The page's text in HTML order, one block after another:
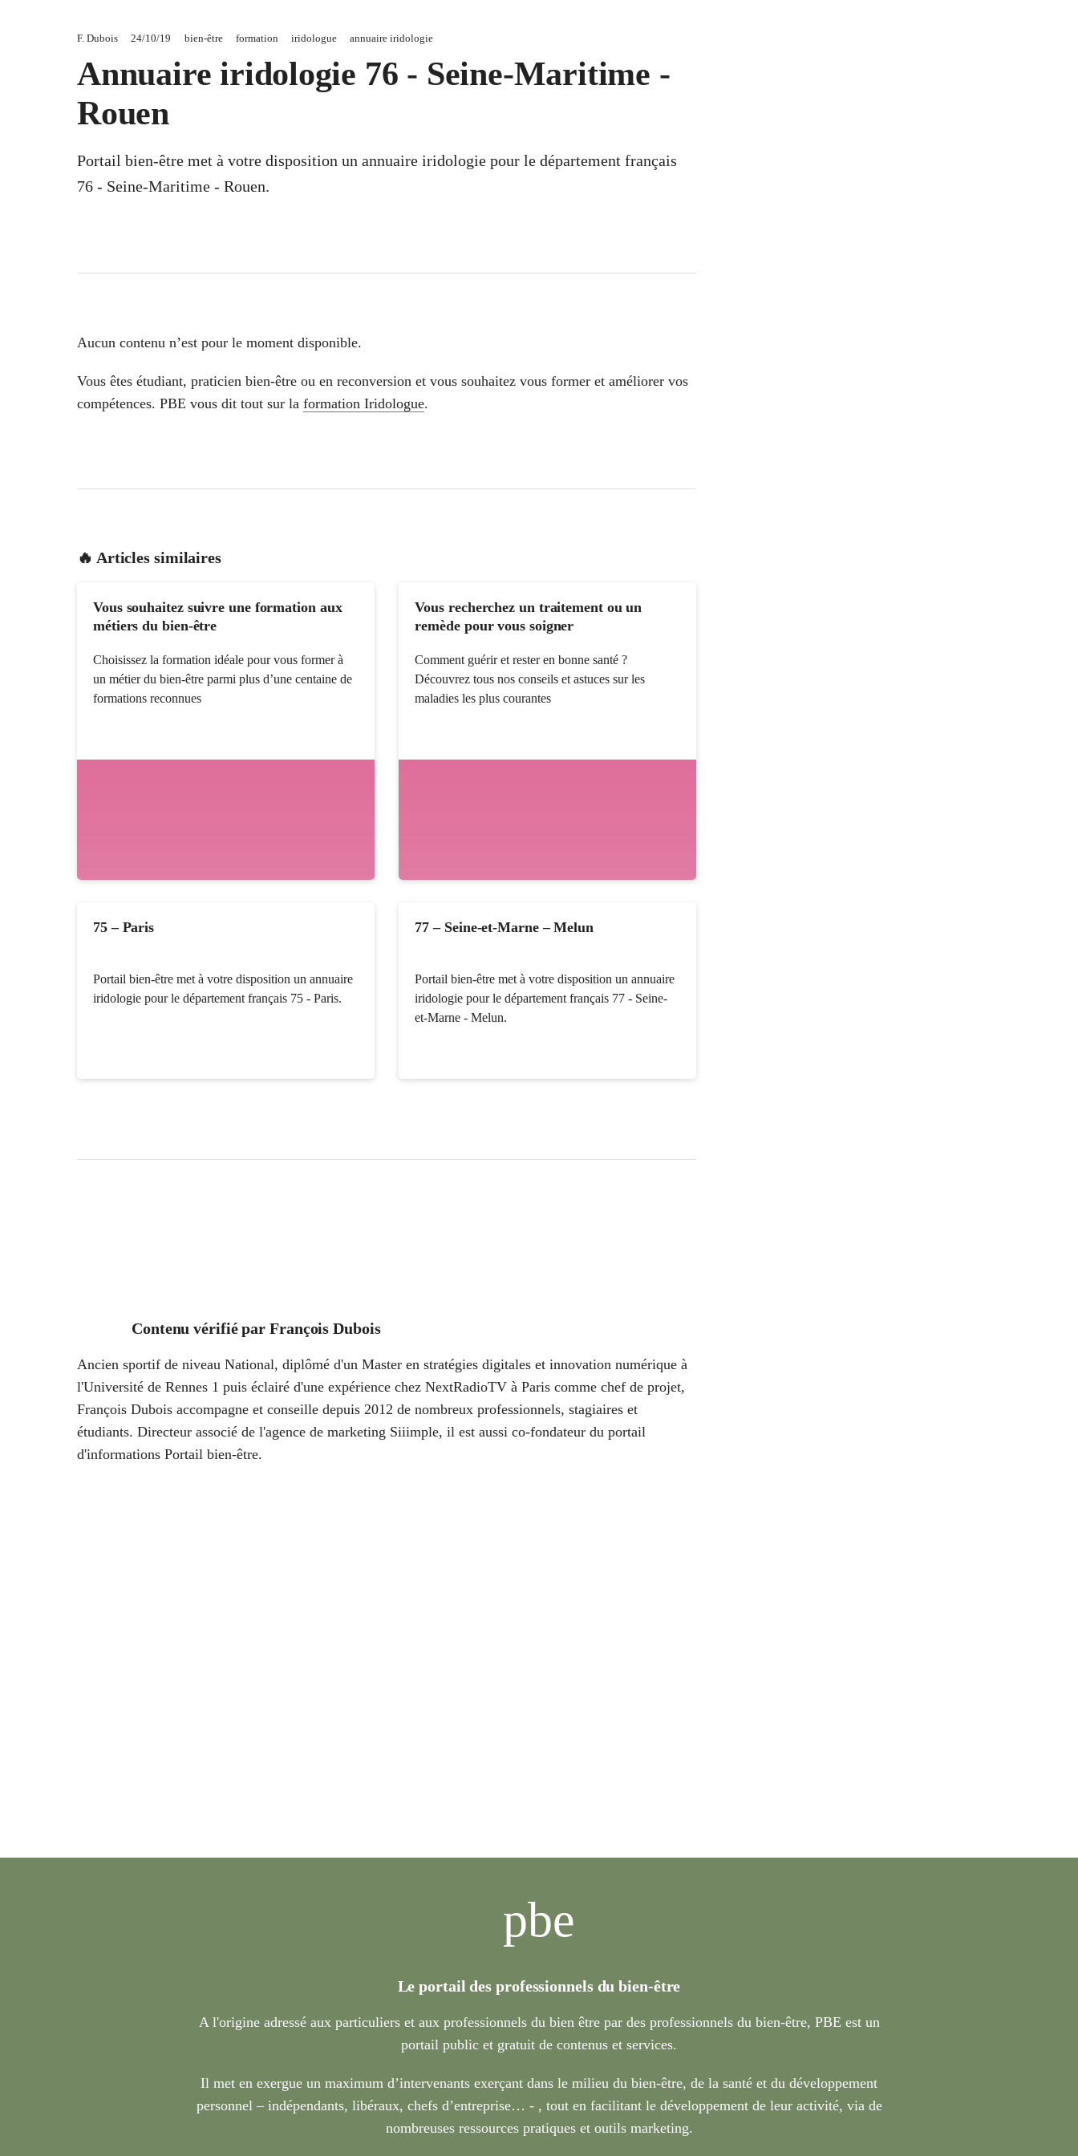
F. Dubois 24/10/19 bien-être formation iridologue annuaire iridologie
Annuaire iridologie 76 - Seine-Maritime -
Rouen
Portail bien-être met à votre disposition un annuaire iridologie pour le département français
76 - Seine-Maritime - Rouen.
Aucun contenu n’est pour le moment disponible.
Vous êtes étudiant, praticien bien-être ou en reconversion et vous souhaitez vous former et améliorer vos
compétences. PBE vous dit tout sur la formation Iridologue.
🔥 Articles similaires
Vous souhaitez suivre une formation aux
métiers du bien-être
Choisissez la formation idéale pour vous former à
un métier du bien-être parmi plus d’une centaine de
formations reconnues
Vous recherchez un traitement ou un
remède pour vous soigner
Comment guérir et rester en bonne santé ?
Découvrez tous nos conseils et astuces sur les
maladies les plus courantes
75 – Paris
Portail bien-être met à votre disposition un annuaire
iridologie pour le département français 75 - Paris.
77 – Seine-et-Marne – Melun
Portail bien-être met à votre disposition un annuaire
iridologie pour le département français 77 - Seine-
et-Marne - Melun.
Contenu vérifié par François Dubois
Ancien sportif de niveau National, diplômé d'un Master en stratégies digitales et innovation numérique à
l'Université de Rennes 1 puis éclairé d'une expérience chez NextRadioTV à Paris comme chef de projet,
François Dubois accompagne et conseille depuis 2012 de nombreux professionnels, stagiaires et
étudiants. Directeur associé de l'agence de marketing Siiimple, il est aussi co-fondateur du portail
d'informations Portail bien-être.
pbe
Le portail des professionnels du bien-être
A l'origine adressé aux particuliers et aux professionnels du bien être par des professionnels du bien-être, PBE est un
portail public et gratuit de contenus et services.
Il met en exergue un maximum d’intervenants exerçant dans le milieu du bien-être, de la santé et du développement
personnel – indépendants, libéraux, chefs d’entreprise… - , tout en facilitant le développement de leur activité, via de
nombreuses ressources pratiques et outils marketing.